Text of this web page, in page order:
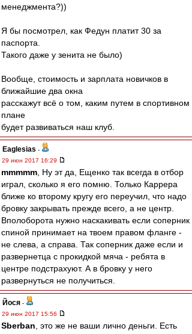
менеджмента?))
Я бы посмотрел, как Федун платит 30 за
паспорта.
Такого даже у зенита не было)
Вообще, стоимость и зарплата новичков в
ближайшие два окна
расскажут всё о том, каким путем в спортивном
плане
будет развиваться наш клуб.
Eaglesias -
29 июн 2017 16:29
mmmmm , Ну эт да, Ещенко так всегда в отбор
играл, сколько я его помню. Только Каррера
ближе ко второму кругу его переучил, что надо
бровку закрывать прежде всего, а не центр.
Вполоборота нужно наскакивать если соперник
спиной принимает на твоем правом фланге -
не слева, а справа. Так соперник даже если и
развернетца с прокидкой мяча - ребята в
центре подстрахуют. А в бровку у него
развернуться не получиться.
Йося -
29 июн 2017 15:56
Sberban , это же не ваши лично деньги. Есть